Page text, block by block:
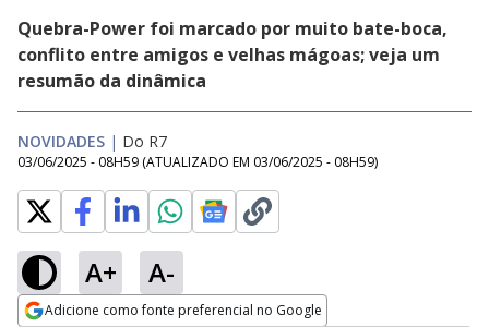
Quebra-Power foi marcado por muito bate-boca,
conflito entre amigos e velhas mágoas; veja um
resumão da dinâmica
NOVIDADES | Do R7
03/06/2025 - 08H59 (ATUALIZADO EM 03/06/2025 - 08H59)
A+ A-
Adicione como fonte preferencial no Google